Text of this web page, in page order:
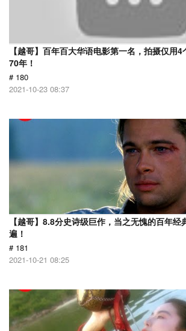
【越哥】百年百大华语电影第一名，拍摄仅用
70年！
# 180
2021-10-23 08:37
【越哥】8.8分史诗级巨作，当之无愧的百年经
遍！
# 181
2021-10-21 08:25